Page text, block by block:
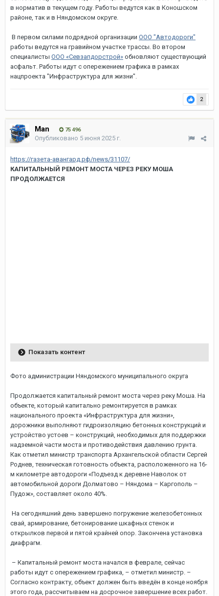
в норматив в текущем году. Работы ведутся как в Коношском
районе, так и в Няндомском округе.
В первом силами подрядной организации ООО "Автодороги"
работы ведутся на гравийном участке трассы. Во втором
специалисты ООО «Севзапдорстрой» обновляют существующий
асфальт. Работы идут с опережением графика в рамках
нацпроекта "Инфраструктура для жизни".
2
Man 75 496
Опубликовано 5 июня 2025 г.
https://газета-авангард.рф/news/31107/
КАПИТАЛЬНЫЙ РЕМОНТ МОСТА ЧЕРЕЗ РЕКУ МОША
ПРОДОЛЖАЕТСЯ
Показать контент
Фото администрации Няндомского муниципального округа
Продолжается капитальный ремонт моста через реку Моша. На
объекте, который капитально ремонтируется в рамках
национального проекта «Инфраструктура для жизни»,
дорожники выполняют гидроизоляцию бетонных конструкций и
устройство устоев – конструкций, необходимых для поддержки
надземной части моста и противодействия давлению грунта.
Как отметил министр транспорта Архангельской области Сергей
Роднев, техническая готовность объекта, расположенного на 16-
м километре автодороги «Подъезд к деревне Наволок от
автомобильной дороги Долматово – Няндома – Каргополь –
Пудож», составляет около 40%.
На сегодняшний день завершено погружение железобетонных
свай, армирование, бетонирование шкафных стенок и
открылков первой и пятой крайней опор. Закончена установка
диафрагм.
– Капитальный ремонт моста начался в феврале, сейчас
работы идут с опережением графика, – отметил министр. –
Согласно контракту, объект должен быть введён в конце ноября
этого года, рассчитываем на досрочное завершение всех работ.